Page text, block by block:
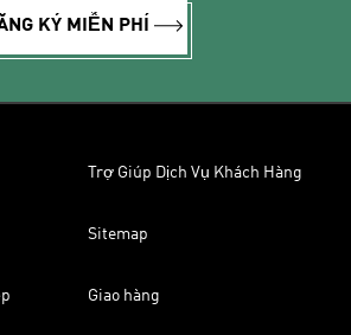
KÝ MIỄN PHÍ
Trợ Giúp Dịch Vụ Khách Hàng
Sitemap
Giao hàng